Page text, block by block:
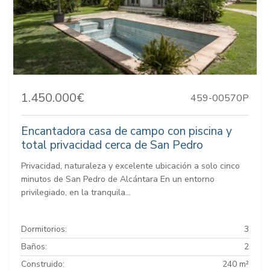
1.450.000€ 459-00570P
Encantadora casa de campo con piscina y
total privacidad cerca de San Pedro
Privacidad, naturaleza y excelente ubicación a solo cinco
minutos de San Pedro de Alcántara En un entorno
privilegiado, en la tranquila...
Dormitorios:
3
Baños:
2
Construido:
240 m²